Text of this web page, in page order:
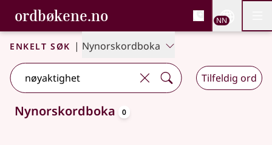
Gå til hovudinnhald
Tilgjenge
ordbøkene.no, Bokmålsordboka og
Bokmålsordboka og Nynorskordboka
NN
Enkelt søk | Nynorskordboka
Tilfeldig ord
Søkjeforslag tilgjengelege
Nynorskordboka 0